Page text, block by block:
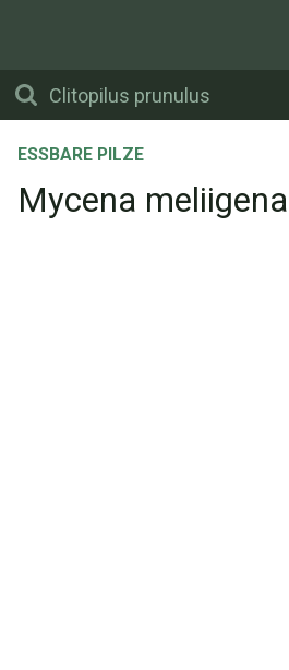
ESSBARE PILZE
Mycena meliigena